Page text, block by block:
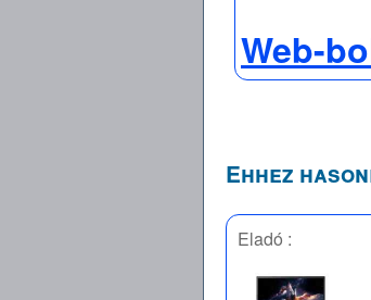
Web-
Ehhez
Eladó :